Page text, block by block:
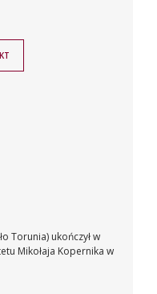
Torunia) ukończył w
Mikołaja Kopernika w